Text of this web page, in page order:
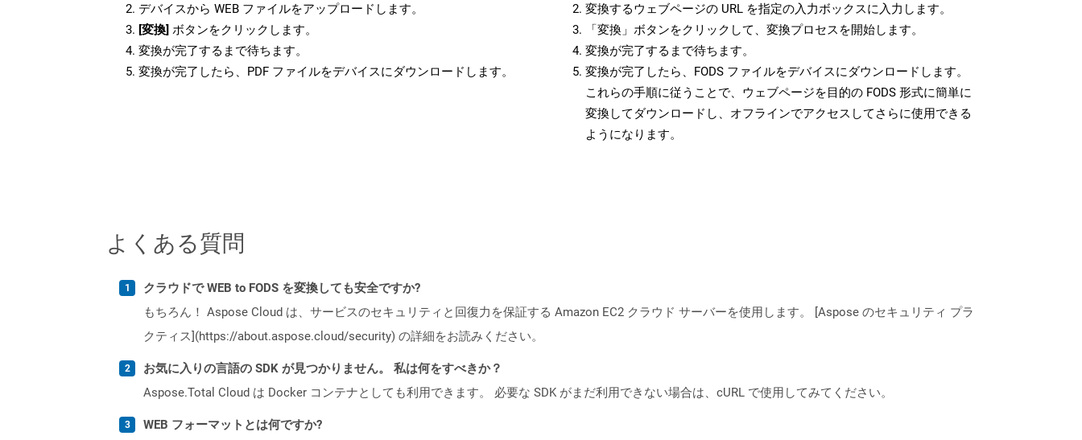
デバイスから WEB ファイルをアップロードします。
[変換] ボタンをクリックします。
変換が完了するまで待ちます。
変換が完了したら、PDF ファイルをデバイスにダウンロードします。
変換するウェブページの URL を指定の入力ボックスに入力します。
「変換」ボタンをクリックして、変換プロセスを開始します。
変換が完了するまで待ちます。
変換が完了したら、FODS ファイルをデバイスにダウンロードします。
これらの手順に従うことで、ウェブページを目的の FODS 形式に簡単に
変換してダウンロードし、オフラインでアクセスしてさらに使用できる
ようになります。
よくある質問
クラウドで WEB to FODS を変換しても安全ですか?
もちろん！ Aspose Cloud は、サービスのセキュリティと回復力を保証する Amazon EC2 クラウド サーバーを使用します。 [Aspose のセキュリティ プラ
クティス](https://about.aspose.cloud/security) の詳細をお読みください。
お気に入りの言語の SDK が見つかりません。 私は何をすべきか？
Aspose.Total Cloud は Docker コンテナとしても利用できます。 必要な SDK がまだ利用できない場合は、cURL で使用してみてください。
WEB フォーマットとは何ですか?